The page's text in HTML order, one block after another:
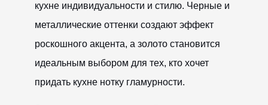
кухне индивидуальности и стилю. Черные и
металлические оттенки создают эффект
роскошного акцента, а золото становится
идеальным выбором для тех, кто хочет
придать кухне нотку гламурности.